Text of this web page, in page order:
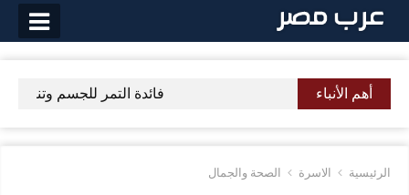
التخطي
أهم الأنباء فائدة التمر للجسم وتناول 7 تمرات علي الريق كل يوم ولا تصدق النتيجة بعد شهر
الرئيسية الاسرة الصحة والجمال